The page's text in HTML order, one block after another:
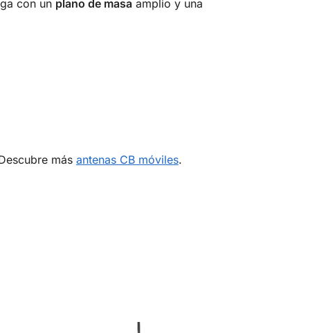
con un plano de masaamplio y una
más antenas CB móviles.